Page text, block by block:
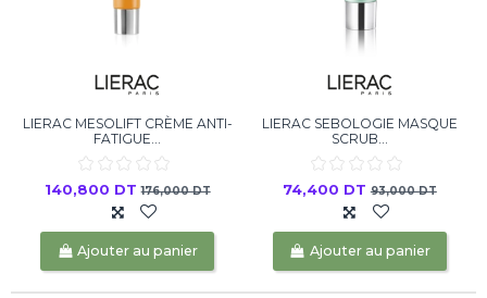
LIERAC MESOLIFT CRÈME ANTI-
FATIGUE...
140,800 DT176,000 DT
Ajouter au panier
LIERAC SEBOLOGIE MASQUE
SCRUB...
74,400 DT93,000 DT
Ajouter au panier